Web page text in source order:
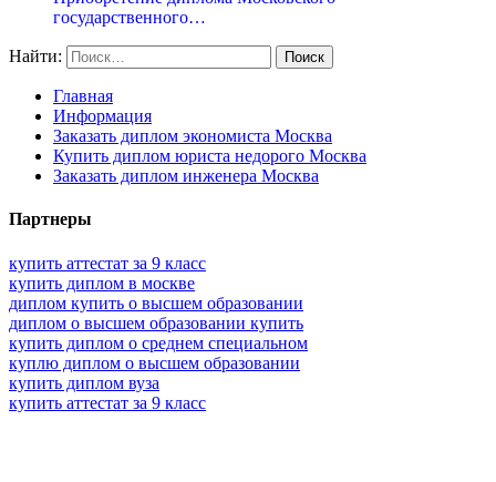
государственного…
Найти:
Главная
Информация
Заказать диплом экономиста Москва
Купить диплом юриста недорого Москва
Заказать диплом инженера Москва
Партнеры
купить аттестат за 9 класс
купить диплом в москве
диплом купить о высшем образовании
диплом о высшем образовании купить
купить диплом о среднем специальном
куплю диплом о высшем образовании
купить диплом вуза
купить аттестат за 9 класс